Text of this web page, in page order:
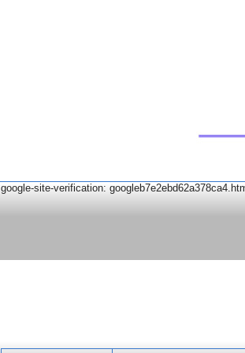
google-site-verification: